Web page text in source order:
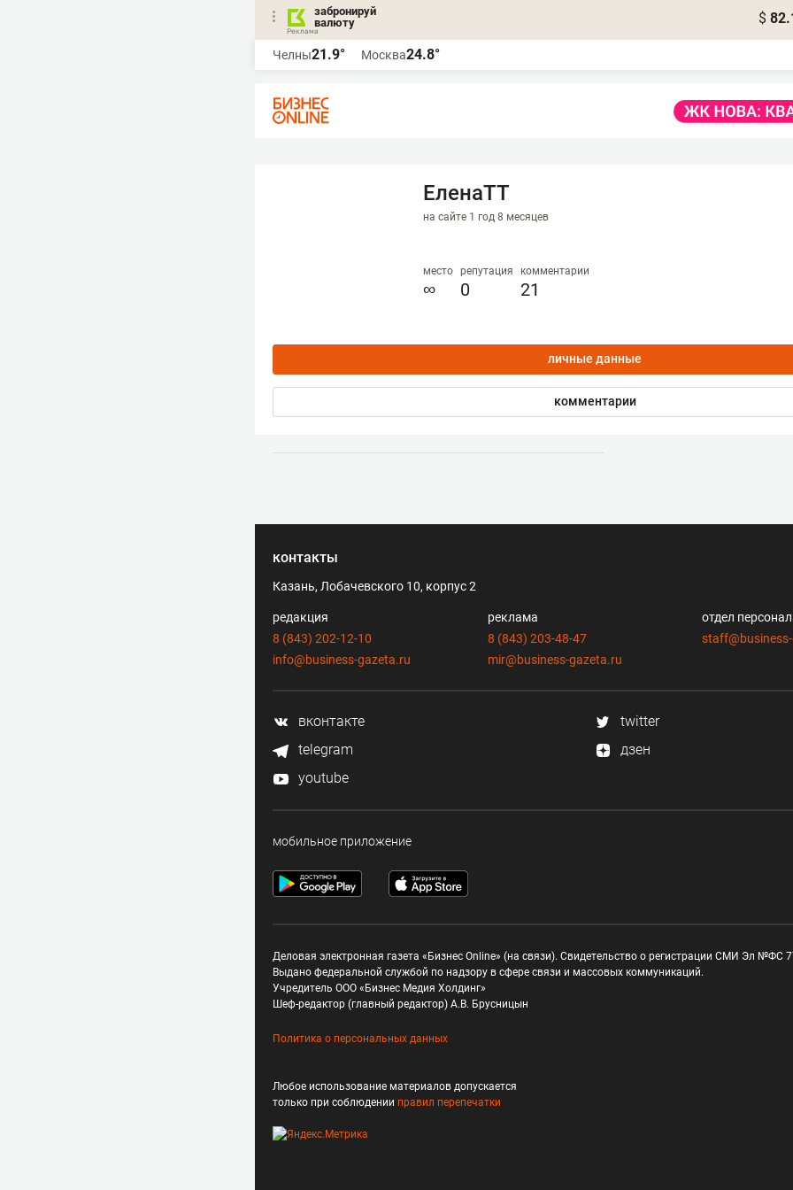
забронируй
валюту
$
Челны21.9° Москва24.8°
ЕленаТТ
на сайте 1 год 8 месяцев
место
∞
репутация
0
комментарии
21
личные данные
комментарии
контакты
Казань, Лобачевского 10, корпус 2
редакция
8 (843) 202-12-10
info@business-gazeta.ru
реклама
8 (843) 203-48-47
mir@business-gazeta.ru
отдел
вконтакте
twitter
telegram
дзен
youtube
мобильное приложение
Деловая электронная газета «Бизнес Online» (на связи). Свидетельство о регистрации СМИ Эл №ФС
Выдано федеральной службой по надзору в сфере связи и массовых коммуникаций.
Учредитель ООО «Бизнес Медия Холдинг»
Шеф-редактор (главный редактор) А.В. Брусницын
Политика о персональных данных
Любое использование материалов допускается
только при соблюдении правил перепечатки